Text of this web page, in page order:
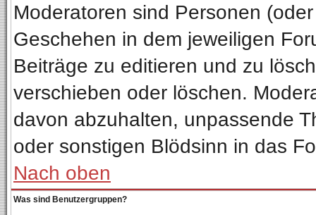
Moderatoren sind Personen
Geschehen in dem jeweiligen
Beiträge zu editieren und zu
verschieben oder löschen.
davon abzuhalten, unpassende
oder sonstigen Blödsinn in das
Nach oben
Was sind Benutzergruppen?